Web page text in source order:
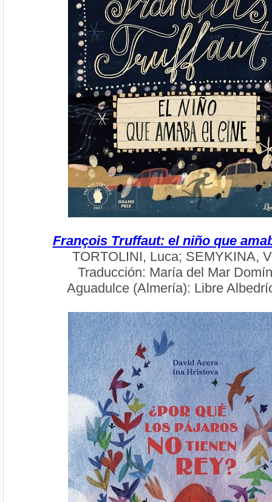
François Truffaut: el niño que
TORTOLINI, Luca; SEMYKINA,
Traducción: María del Mar
Aguadulce (Almería): Libre